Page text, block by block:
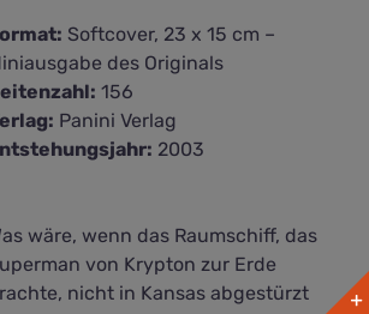
Softcover, 23 x 15 cm –
des Originals
156
Panini Verlag
2003
wäre, wenn das Raumschiff, das
von Krypton zur Erde
nicht in Kansas abgestürzt